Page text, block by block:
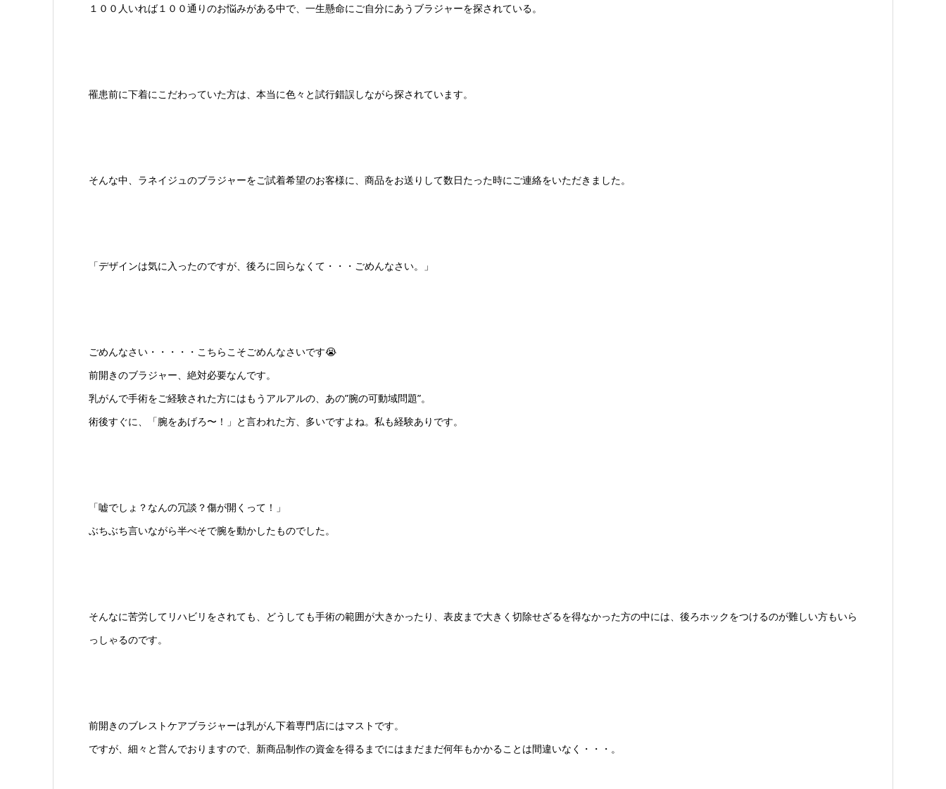
１００人いれば１００通りのお悩みがある中で、一生懸命にご自分にあうブラジャーを探されている。
罹患前に下着にこだわっていた方は、本当に色々と試行錯誤しながら探されています。
そんな中、ラネイジュのブラジャーをご試着希望のお客様に、商品をお送りして数日たった時にご連絡をいただきました。
「デザインは気に入ったのですが、後ろに回らなくて・・・ごめんなさい。」
ごめんなさい・・・・・こちらこそごめんなさいです😭
前開きのブラジャー、絶対必要なんです。
乳がんで手術をご経験された方にはもうアルアルの、あの”腕の可動域問題”。
術後すぐに、「腕をあげろ〜！」と言われた方、多いですよね。私も経験ありです。
「嘘でしょ？なんの冗談？傷が開くって！」
ぶちぶち言いながら半べそで腕を動かしたものでした。
そんなに苦労してリハビリをされても、どうしても手術の範囲が大きかったり、表皮まで大きく切除せざるを得なかった方の中には、後ろホックをつけるのが難しい方もいら
っしゃるのです。
前開きのブレストケアブラジャーは乳がん下着専門店にはマストです。
ですが、細々と営んでおりますので、新商品制作の資金を得るまでにはまだまだ何年もかかることは間違いなく・・・。